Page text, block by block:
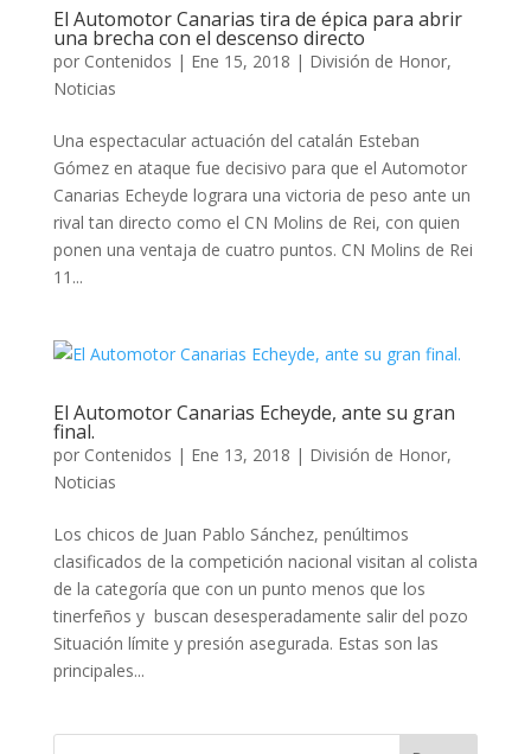
El Automotor Canarias tira de épica para abrir
una brecha con el descenso directo
por Contenidos | Ene 15, 2018 | División de Honor,
Noticias
Una espectacular actuación del catalán Esteban
Gómez en ataque fue decisivo para que el Automotor
Canarias Echeyde lograra una victoria de peso ante un
rival tan directo como el CN Molins de Rei, con quien
ponen una ventaja de cuatro puntos. CN Molins de Rei
11...
El Automotor Canarias Echeyde, ante su gran
final.
por Contenidos | Ene 13, 2018 | División de Honor,
Noticias
Los chicos de Juan Pablo Sánchez, penúltimos
clasificados de la competición nacional visitan al colista
de la categoría que con un punto menos que los
tinerfeños y buscan desesperadamente salir del pozo
Situación límite y presión asegurada. Estas son las
principales...